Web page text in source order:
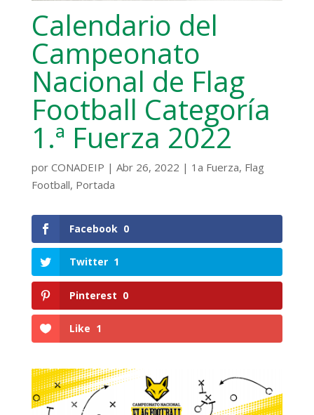
Calendario del
Campeonato
Nacional de Flag
Football Categoría
1.ª Fuerza 2022
por CONADEIP | Abr 26, 2022 | 1a Fuerza, Flag
Football, Portada
Facebook 0
Twitter 1
Pinterest 0
Like 1